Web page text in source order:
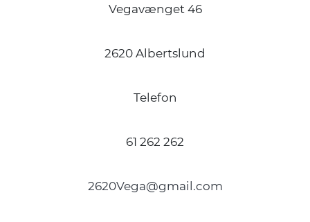
Vegavænget 46
2620 Albertslund
Telefon
61 262 262
2620Vega@gmail.com